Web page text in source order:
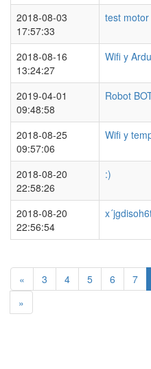
2018-08-03
17:57:33
test
2018-08-16
13:24:27
Wifi y
2019-04-01
09:48:58
Robot
2018-08-25
09:57:06
Wifi y
2018-08-20
22:58:26
:)
2018-08-20
22:56:54
« 3 4 5 6 7
»